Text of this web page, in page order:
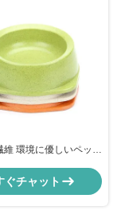
維 環境に優しいペット
ぐチャット